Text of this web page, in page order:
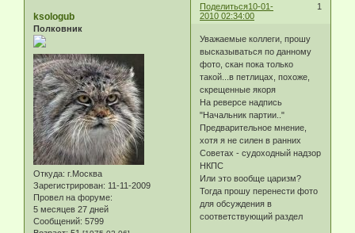
Поделиться 1
10-01-
2010 02:34:00
ksologub
Полковник
Откуда: г.Москва
Зарегистрирован: 11-11-2009
Провел на форуме:
5 месяцев 27 дней
Сообщений: 5799
Уважаемые коллеги, прошу
высказываться по данному
фото, скан пока только
такой...в петлицах, похоже,
скрещенные якоря
На реверсе надпись
"Начальник партии.."
Предварительное мнение,
хотя я не силен в ранних
Советах - судоходный надзор
НКПС
Или это вообще царизм?
Тогда прошу перенести фото
для обсуждения в
соответствующий раздел